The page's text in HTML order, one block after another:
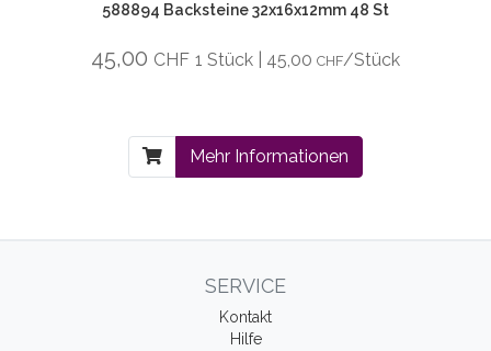
588894 Backsteine 32x16x12mm 48 St
45,00 CHF 1 Stück | 45,00 CHF/Stück
Mehr Informationen
SERVICE
Kontakt
Hilfe